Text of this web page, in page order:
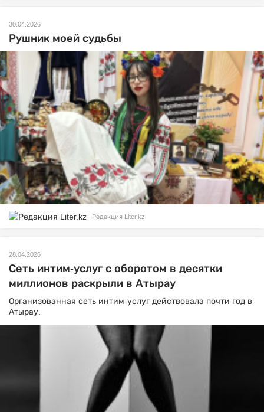
30.04.2026
Рушник моей судьбы
Редакция Liter.kz
28.04.2026
Сеть интим-услуг с оборотом в десятки
миллионов раскрыли в Атырау
Организованная сеть интим-услуг действовала почти год в
Атырау.